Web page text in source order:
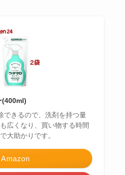
(400ml)
できるので、洗剤を持つ量
広くなり、買い物する時間
大助かりです。
Amazon